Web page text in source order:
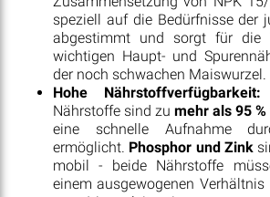
speziell auf die Bedürfnisse der
abgestimmt und sorgt für die
wichtigen Haupt- und
der noch schwachen Maiswurzel.
Hohe
Nährstoffe sind zu mehr als 95
eine schnelle Aufnahme
ermöglicht. Phosphor und Zink
mobil - beide Nährstoffe
einem ausgewogenen Verhältnis